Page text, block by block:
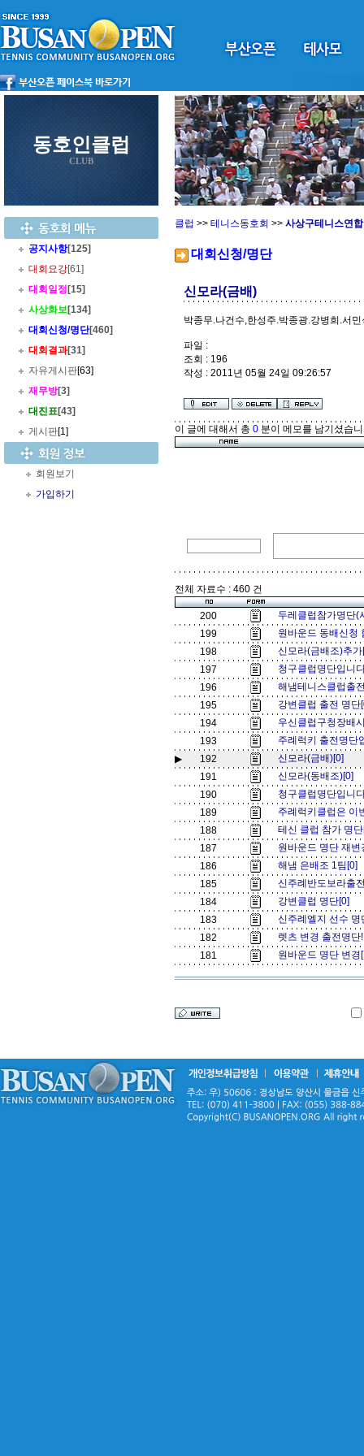
동호인클럽
CLUB
공지사항[125]
대회요강[61]
대회일정 [15]
사상화보[134]
대회신청/명단[460]
대회결과[31]
자유게시판[63]
재무방[3]
대진표[43]
게시판[1]
회원보기
가입하기
클럽 >> 테니스동호회 >> 사상구테니스연
대회신청/명단
신모라(금배)
박종무.나건수,한성주.박종광.강병희.서민
파일 :
조회 : 196
작성 : 2011년 05월 24일 09:26:57
이 글에 대해서 총 0 분이 메모를 남기셨습
전체 자료수 : 460 건
200
두레클럽참가명단
199
원바운드 동배신
198
신모라(금배조)추
197
청구클럽명단입니
196
해냄테니스클럽출
195
강변클럽 출전 명
194
우신클럽구청장배
193
주례럭키 출전명
▶
192
신모라(금배)[0]
191
신모라(동배조)[0]
190
청구클럽명단입니
189
주례럭키클럽은
188
테신 클럽 참가 명
187
원바운드 명단 재
186
해냄 은배조 1팀[0]
185
신주례반도보라출
184
강변클럽 명단[0]
183
신주례엘지 선수
182
렛츠 변경 출전명
181
원바운드 명단 변